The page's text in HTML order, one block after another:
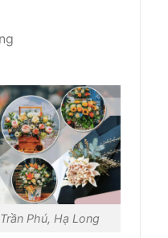
Phú, Hạ Long